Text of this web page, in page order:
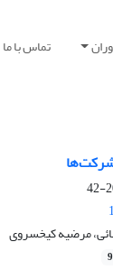
تماس با ما
مرضیه کیخسروی